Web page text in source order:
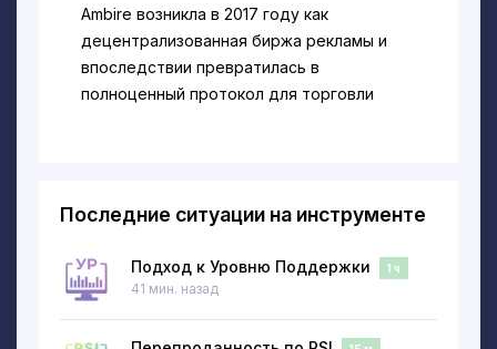
Ambire возникла в 2017 году как
децентрализованная биржа рекламы и
впоследствии превратилась в
полноценный протокол для торговли
Протокол Ambire AdEx охватывает все
рекламодателями и конечными
пользователями. Он работает через
микроплатежи на Ethereum, используя
Последние ситуации на инструменте
Подход к Уровню Поддержки 1 ч
41 мин. назад